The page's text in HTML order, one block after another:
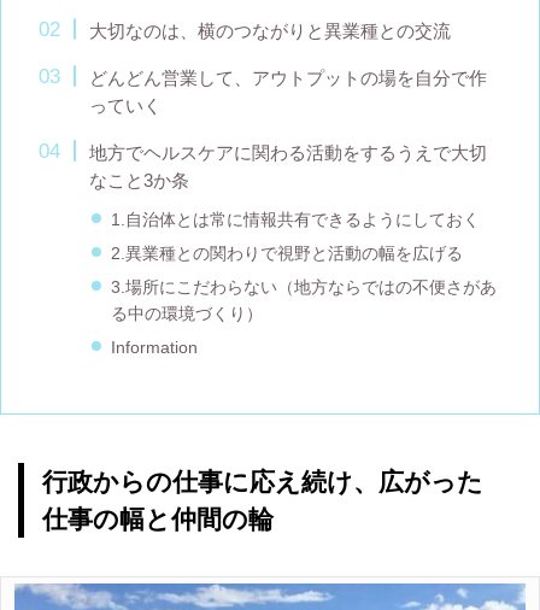
大切なのは、横のつながりと異業種との交流
どんどん営業して、アウトプットの場を自分で作
っていく
地方でヘルスケアに関わる活動をするうえで大切
なこと3か条
1.自治体とは常に情報共有できるようにしておく
2.異業種との関わりで視野と活動の幅を広げる
3.場所にこだわらない（地方ならではの不便さがあ
る中の環境づくり）
Information
行政からの仕事に応え続け、広がった
仕事の幅と仲間の輪